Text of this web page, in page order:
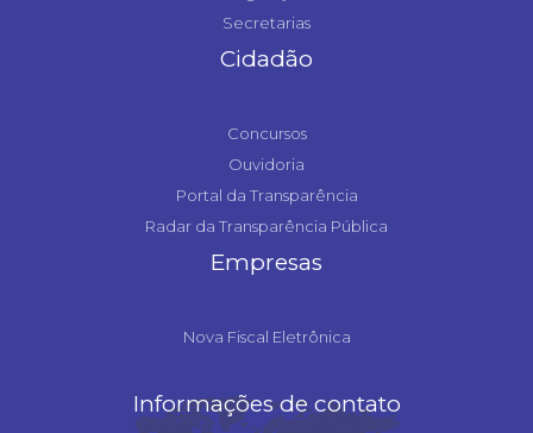
Secretarias
Cidadão
Concursos
Ouvidoria
Portal da Transparência
Radar da Transparência Pública
Empresas
Nova Fiscal Eletrônica
Informações de contato